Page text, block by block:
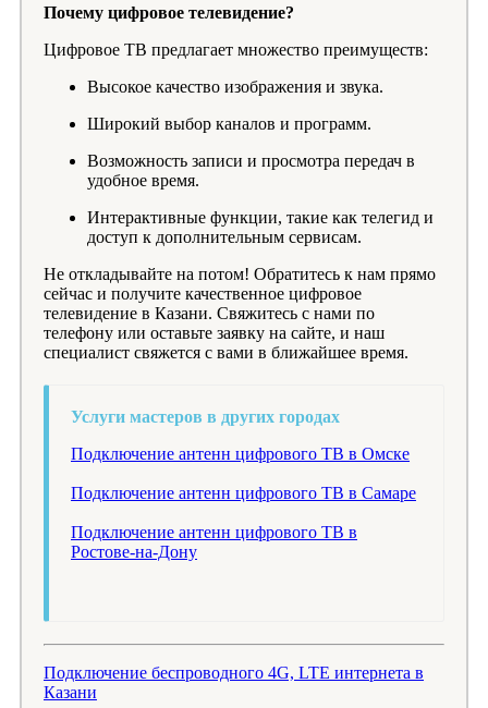
Почему цифровое телевидение?
Цифровое ТВ предлагает множество преимуществ:
Высокое качество изображения и звука.
Широкий выбор каналов и программ.
Возможность записи и просмотра передач в
удобное время.
Интерактивные функции, такие как телегид и
доступ к дополнительным сервисам.
Не откладывайте на потом! Обратитесь к нам прямо
сейчас и получите качественное цифровое
телевидение в Казани. Свяжитесь с нами по
телефону или оставьте заявку на сайте, и наш
специалист свяжется с вами в ближайшее время.
Услуги мастеров в других городах
Подключение антенн цифрового ТВ в Омске
Подключение антенн цифрового ТВ в Самаре
Подключение антенн цифрового ТВ в
Ростове-на-Дону
Подключение беспроводного 4G, LTE интернета в
Казани